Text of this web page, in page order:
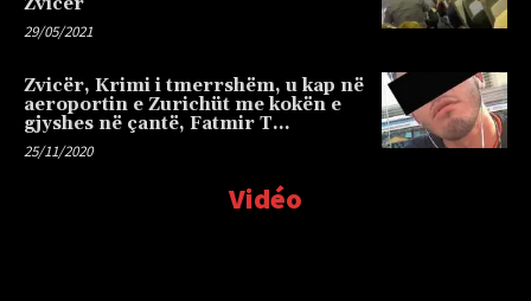
29/05/2021
Zvicër, Krimi i tmerrshëm, u kap në
aeroportin e Zurichüt me kokën e
gjyshes në çantë, Fatmir T…
25/11/2020
Vidéo